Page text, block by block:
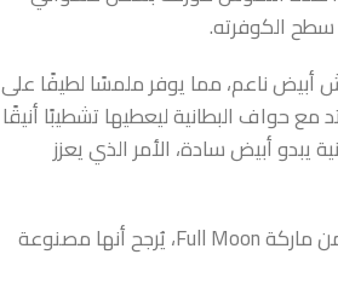
سطح الكوفرته.
أبيض ناعم، مما يوفر ملمسًا لطيفًا على
حواف البطانية ليعطيها تشطيبًا أنيقًا
يبدو أبيض سادة، الأمر الذي يعزز
الخامة والوزن: استنادًا إلى نمط هذه البطانيات من ماركة Full Moon، يُرجح أنها مصنوعة